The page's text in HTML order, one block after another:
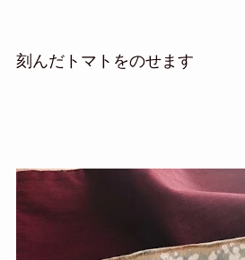
刻んだトマトをのせます